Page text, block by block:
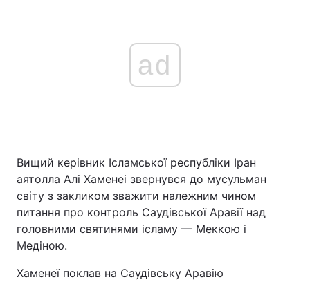
ad
Вищий керівник Ісламської республіки Іран
аятолла Алі Хаменеі звернувся до мусульман
світу з закликом зважити належним чином
питання про контроль Саудівської Аравії над
головними святинями ісламу — Меккою і
Медіною.
Хаменеї поклав на Саудівську Аравію